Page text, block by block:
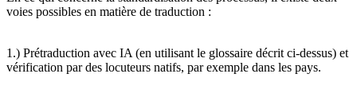
voies possibles en matière de traduction :
1.) Prétraduction avec IA (en utilisant le glossaire décrit ci-dessus) et
vérification par des locuteurs natifs, par exemple dans les pays.